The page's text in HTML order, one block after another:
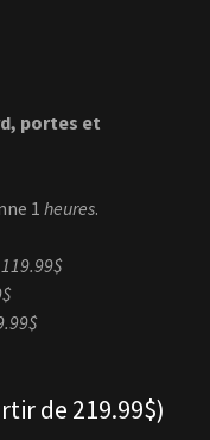
portes et
1 heures.
de 219.99$)